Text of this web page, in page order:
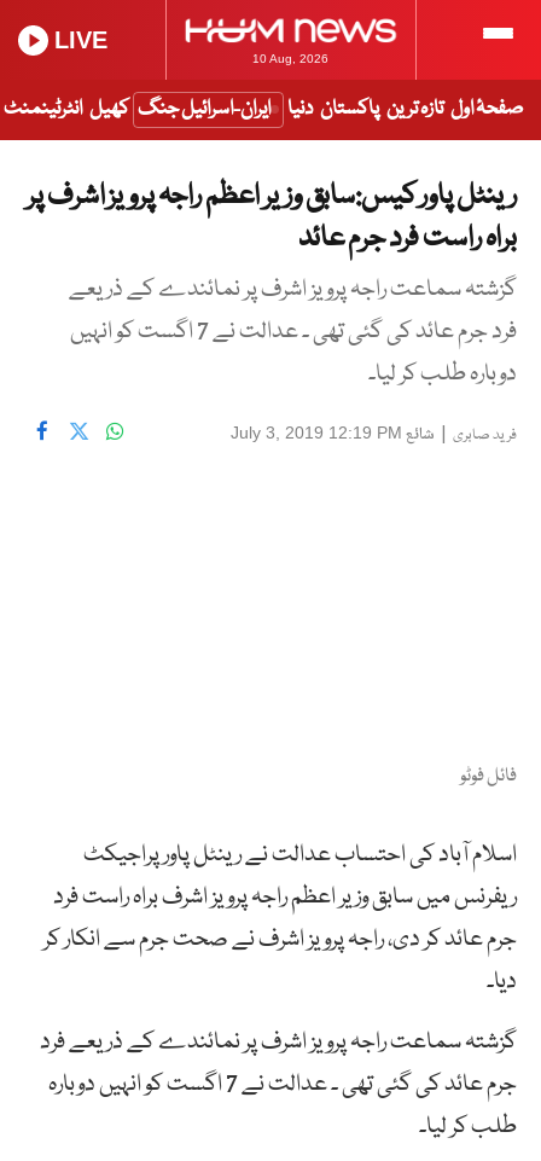
10 Aug, 2026
LIVE
صفحۂ اول تازہ ترین پاکستان دنیا ایران-اسرائیل جنگ کھیل انٹرٹینمنٹ
رینٹل پاور کیس:سابق وزیر اعظم راجہ پرویز اشرف پر
براہ راست فرد جرم عائد
گزشتہ سماعت راجہ پرویز اشرف پر نمائندے کے ذریعے
فرد جرم عائد کی گئی تھی ۔ عدالت نے 7 اگست کو انہیں
دوبارہ طلب کر لیا۔
فرید صابری | شائع July 3, 2019 12:19 PM
فائل فوٹو
اسلام آباد کی احتساب عدالت نے رینٹل پاور پراجیکٹ
ریفرنس میں سابق وزیر اعظم راجہ پرویز اشرف براہ راست فرد
جرم عائد کر دی، راجہ پرویز اشرف نے صحت جرم سے انکار کر
دیا۔
گزشتہ سماعت راجہ پرویز اشرف پر نمائندے کے ذریعے فرد
جرم عائد کی گئی تھی ۔ عدالت نے 7 اگست کو انہیں دوبارہ
طلب کر لیا۔